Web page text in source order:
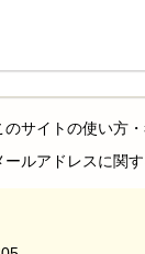
のサイトの使い方
ールアドレスに関